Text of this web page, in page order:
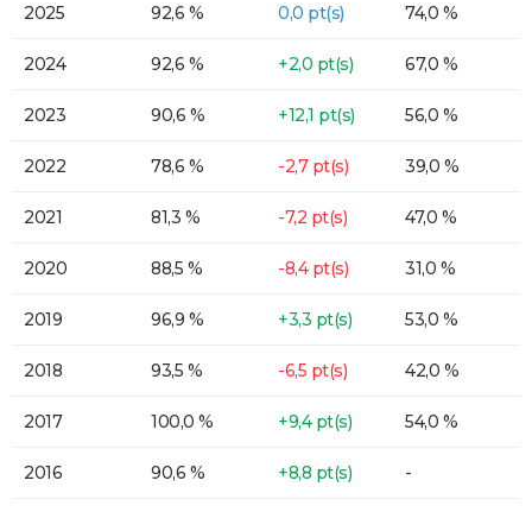
2025 92,6 % 0,0 pt(s) 74,0 %
2024 92,6 % +2,0 pt(s) 67,0 %
2023 90,6 % +12,1 pt(s) 56,0 %
2022 78,6 % -2,7 pt(s) 39,0 %
2021 81,3 % -7,2 pt(s) 47,0 %
2020 88,5 % -8,4 pt(s) 31,0 %
2019 96,9 % +3,3 pt(s) 53,0 %
2018 93,5 % -6,5 pt(s) 42,0 %
2017 100,0 % +9,4 pt(s) 54,0 %
2016 90,6 % +8,8 pt(s) -